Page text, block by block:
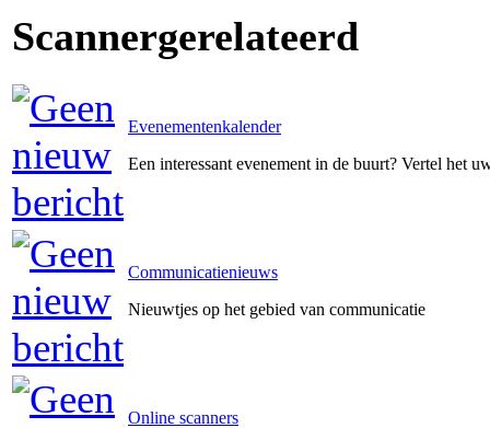
Scannergerelateerd
Evenementenkalender
Een interessant evenement in de buurt? Vertel het
Communicatienieuws
Nieuwtjes op het gebied van communicatie
Online scanners